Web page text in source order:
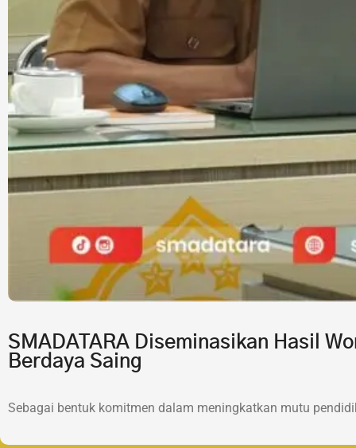
SMADATARA Diseminasikan Hasil
Berdaya Saing
Sebagai bentuk komitmen dalam meningkatkan mutu